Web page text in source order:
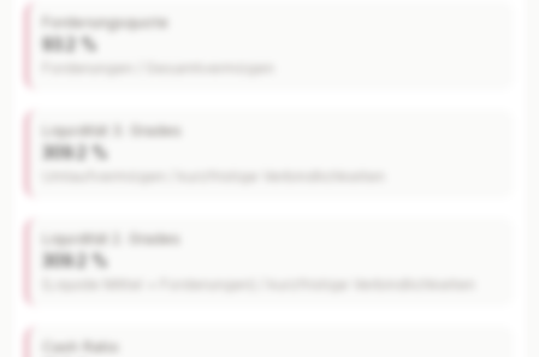
Forderungsquote
93.2 %
Liquidität 3. Grades
309.2 %
Liquidität 2. Grades
309.2 %
Cash Ratio